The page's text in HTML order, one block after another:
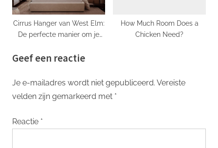
Cirrus Hanger van West Elm:
De perfecte manier om je
How Much Room Does a
Chicken Need?
Geef een reactie
Je e-mailadres wordt niet gepubliceerd. Vereiste
velden zijn gemarkeerd met *
Reactie *